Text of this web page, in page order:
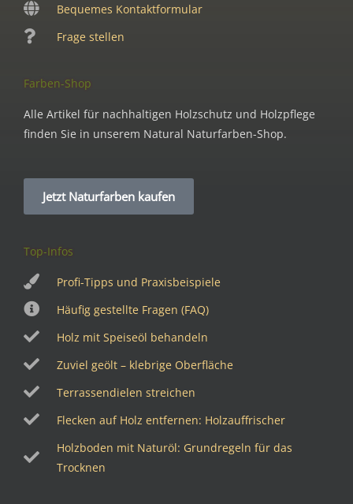
Bequemes Kontaktformular
Frage stellen
Farben-Shop
Alle Artikel für nachhaltigen Holzschutz und Holzpflege
finden Sie in unserem Natural Naturfarben-Shop.
Jetzt Naturfarben kaufen
Top-Infos
Profi-Tipps und Praxisbeispiele
Häufig gestellte Fragen (FAQ)
Holz mit Speiseöl behandeln
Zuviel geölt – klebrige Oberfläche
Terrassendielen streichen
Flecken auf Holz entfernen: Holzauffrischer
Holzboden mit Naturöl: Grundregeln für das
Trocknen